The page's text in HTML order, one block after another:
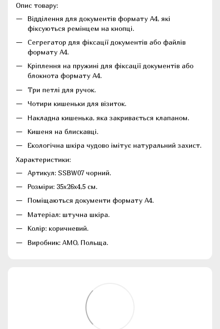
Опис товару:
Відділення для документів формату А4, які
фіксуються ремінцем на кнопці.
Сегрегатор для фіксації документів або файлів
формату А4.
Кріплення на пружині для фіксації документів або
блокнота формату А4.
Три петлі для ручок.
Чотири кишеньки для візиток.
Накладна кишенька, яка закривається клапаном.
Кишеня на блискавці.
Екологічна шкіра чудово імітує натуральний захист.
Характеристики:
Артикул: SSBW07 чорний.
Розміри: 35х26х4,5 см.
Поміщаються документи формату А4.
Матеріал: штучна шкіра.
Колір: коричневий.
Виробник: AMO, Польща.